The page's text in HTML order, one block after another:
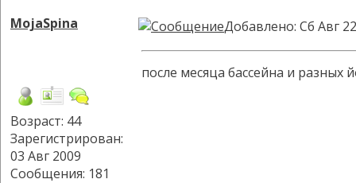
MojaSpina
Возраст: 44
Зарегистрирован:
03 Авг 2009
Сообщения: 181
Добавлено: Сб Авг
после месяца бассейна и разных